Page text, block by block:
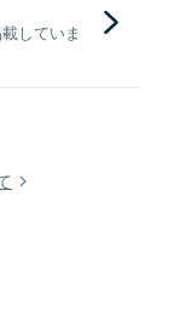
していま